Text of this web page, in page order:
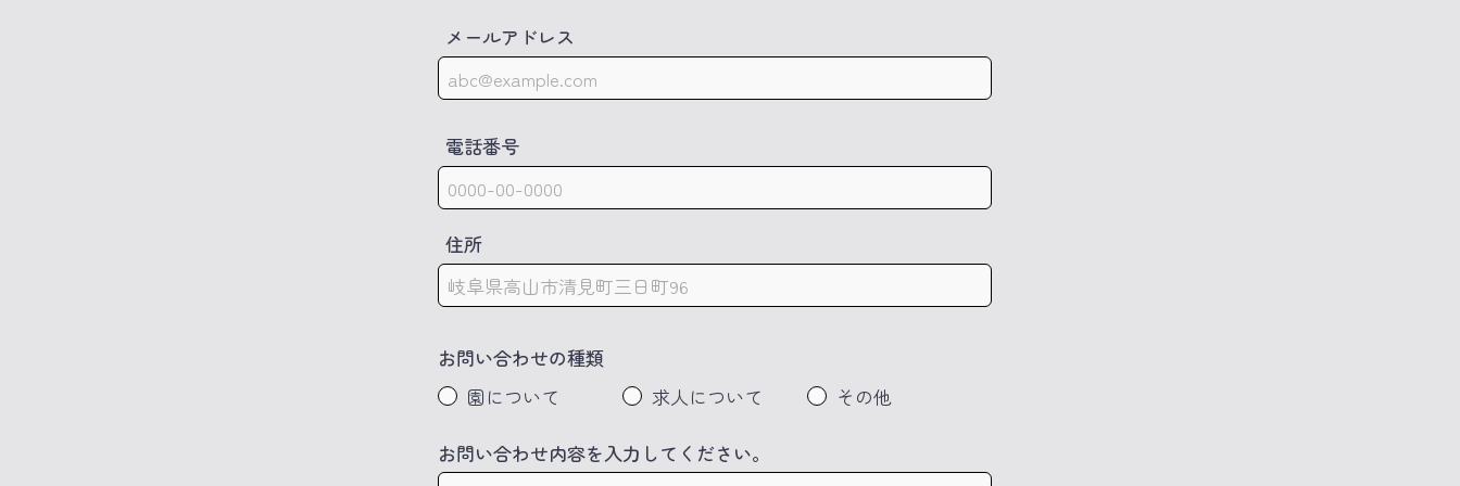
メールアドレス
電話番号
住所
お問い合わせの種類
園について
求人について その他
お問い合わせ内容を入力してください。